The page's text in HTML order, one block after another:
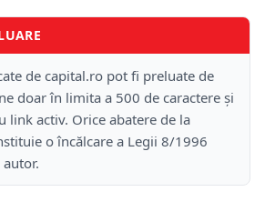
de capital.ro pot fi preluate de
doar în limita a 500 de caractere și
link activ. Orice abatere de la
o încălcare a Legii 8/1996